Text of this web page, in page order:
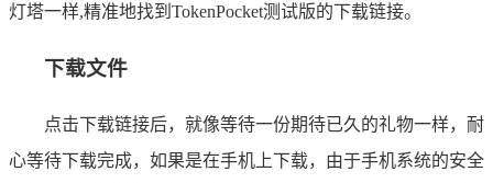
灯塔一样,精准地找到TokenPocket测试版的下载链接。
下载文件
点击下载链接后，就像等待一份期待已久的礼物一样，耐
心等待下载完成，如果是在手机上下载，由于手机系统的安全